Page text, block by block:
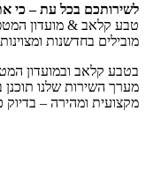
לשירותכם בכל עת – כי
טבע קלאב & מועדון
מובילים בחדשנות ומצוינות
בטבע קלאב ובמועדון
מערך השירות שלנו תוכנן
מקצועית ומהירה –